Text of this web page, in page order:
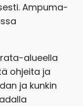
Ampuma-
alueella
ohjeita ja
ja kunkin